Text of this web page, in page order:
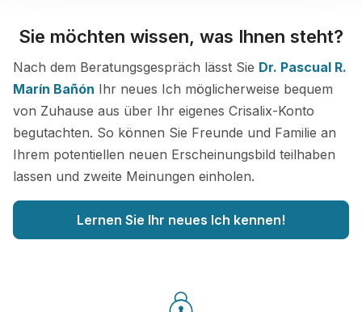
Sie möchten wissen, was Ihnen steht?
Nach dem Beratungsgespräch lässt Sie Dr. Pascual R.
Marín Bañón Ihr neues Ich möglicherweise bequem
von Zuhause aus über Ihr eigenes Crisalix-Konto
begutachten. So können Sie Freunde und Familie an
Ihrem potentiellen neuen Erscheinungsbild teilhaben
lassen und zweite Meinungen einholen.
Lernen Sie Ihr neues Ich kennen!